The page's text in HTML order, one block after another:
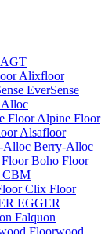
AGT
Alixfloor
EverSense
Alloc
Alpine Floor
Alsafloor
Berry-Alloc
Boho Floor
CBM
Clix Floor
EGGER
Falquon
Floorwood